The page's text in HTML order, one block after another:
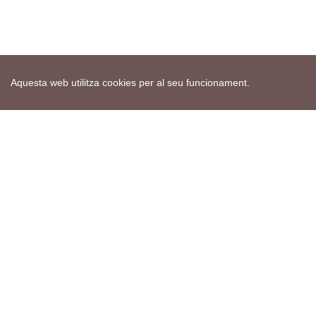
Aquesta web utilitza cookies per al seu funcionament.